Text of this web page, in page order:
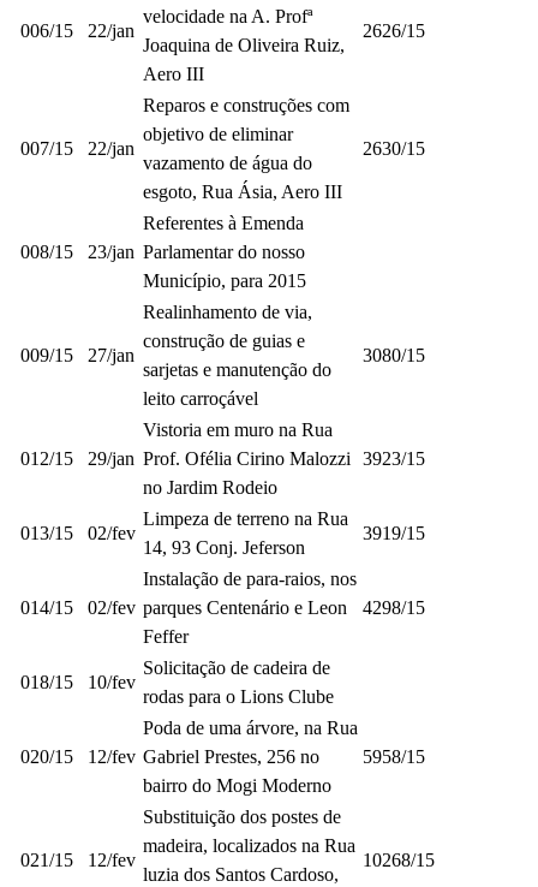
006/15 22/jan
velocidade na A. Profª
Joaquina de Oliveira Ruiz,
Aero III
2626/15
007/15 22/jan
Reparos e construções com
objetivo de eliminar
vazamento de água do
esgoto, Rua Ásia, Aero III
2630/15
008/15 23/jan
Referentes à Emenda
Parlamentar do nosso
Município, para 2015
009/15 27/jan
Realinhamento de via,
construção de guias e
sarjetas e manutenção do
leito carroçável
3080/15
012/15 29/jan
Vistoria em muro na Rua
Prof. Ofélia Cirino Malozzi
no Jardim Rodeio
3923/15
013/15 02/fev
Limpeza de terreno na Rua
14, 93 Conj. Jeferson
3919/15
014/15 02/fev
Instalação de para-raios, nos
parques Centenário e Leon
Feffer
4298/15
018/15 10/fev
Solicitação de cadeira de
rodas para o Lions Clube
020/15 12/fev
Poda de uma árvore, na Rua
Gabriel Prestes, 256 no
bairro do Mogi Moderno
5958/15
021/15 12/fev
Substituição dos postes de
madeira, localizados na Rua
luzia dos Santos Cardoso,
10268/15